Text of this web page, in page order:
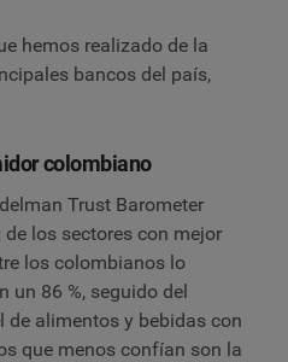
hemos realizado de la
bancos del país,
colombiano
Trust Barometer
los sectores con mejor
los colombianos lo
un 86 %, seguido del
de alimentos y bebidas con
que menos confían son la